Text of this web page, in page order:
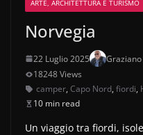
ARTE, ARCHITETTURA E TURISMO
Norvegia
22 Luglio 2025
18248 Views
camper, Capo Nord, fiordi,
10 min read
Un viaggio tra fiordi,